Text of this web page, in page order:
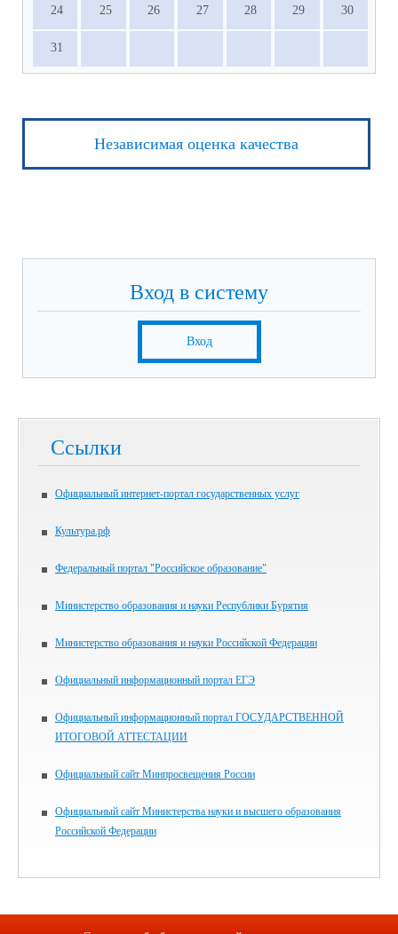
24 25 26 27 28 29 30
31
Независимая оценка качества
Вход в систему
Вход
Ссылки
Официальный интернет-портал государственных услуг
Культура.рф
Федеральный портал "Российское образование"
Министерство образования и науки Республики Бурятия
Министерство образования и науки Российской Федерации
Официальный информационный портал ЕГЭ
Официальный информационный портал ГОСУДАРСТВЕННОЙ
ИТОГОВОЙ АТТЕСТАЦИИ
Официальный сайт Минпросвещения России
Официальный сайт Министерства науки и высшего образования
Российской Федерации